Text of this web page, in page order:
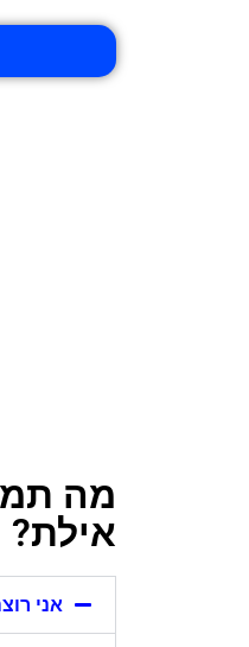
מה
אילת?
אני